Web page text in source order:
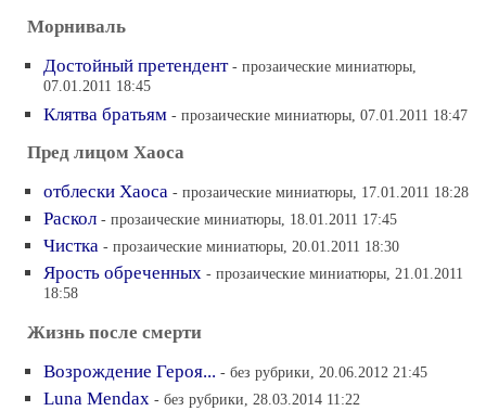
Морниваль
Достойный претендент - прозаические миниатюры,
07.01.2011 18:45
Клятва братьям - прозаические миниатюры, 07.01.2011 18:47
Пред лицом Хаоса
отблески Хаоса - прозаические миниатюры, 17.01.2011 18:28
Раскол - прозаические миниатюры, 18.01.2011 17:45
Чистка - прозаические миниатюры, 20.01.2011 18:30
Ярость обреченных - прозаические миниатюры, 21.01.2011
18:58
Жизнь после смерти
Возрождение Героя... - без рубрики, 20.06.2012 21:45
Luna Mendax - без рубрики, 28.03.2014 11:22